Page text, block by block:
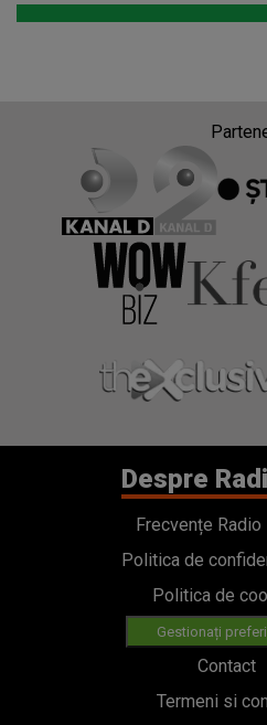
Despre
Frecvențe
Politica de
Politica de
Gestionați
Contact
Termeni si